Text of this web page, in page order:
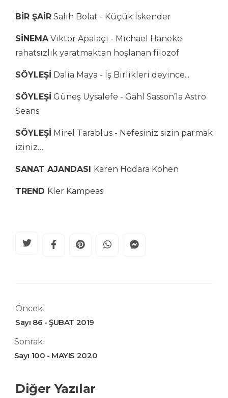
BİR ŞAİR Salih Bolat - Küçük İskender
SİNEMAViktor Apalaçi - Michael Haneke;
rahatsızlık yaratmaktan hoşlanan filozof
SÖYLEŞİ Dalia Maya - İş Birlikleri deyince...
SÖYLEŞİ Güneş Uysalefe - Gahl Sasson’la Astro
Seans
SÖYLEŞİ Mirel Tarablus - Nefesiniz sizin parmak
iziniz…
SANAT AJANDASI Karen Hodara Kohen
TREND Kler Kampeas
Önceki
Sayı 86 - ŞUBAT 2019
Sonraki
Sayı 100 - MAYIS 2020
Diğer Yazılar